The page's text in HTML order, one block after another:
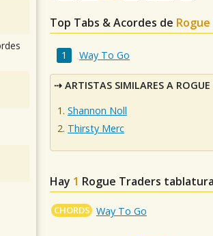
Top Tabs & Acordes de
Way To Go
ARTISTAS SIMILARES A ROGUE
Shannon Noll
Thirsty Merc
Hay 1 Rogue Traders
CHORDS Way To Go